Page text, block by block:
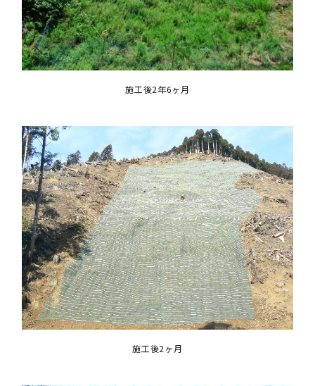
施工後2年6ヶ月
施工後2ヶ月